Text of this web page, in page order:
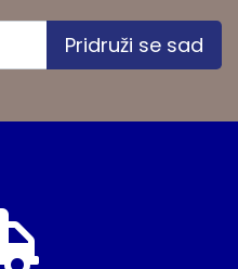
Pridruži se sad